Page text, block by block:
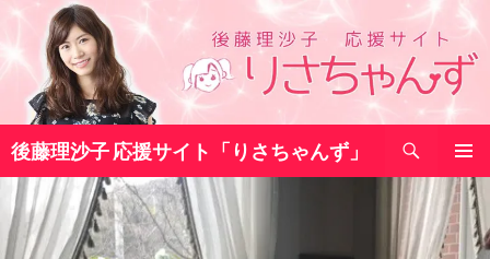
コ
テ
へ
ス
キ
ッ
プ
後藤理沙子 応援サイト「りさちゃんず」
索
メインメ
ニュー